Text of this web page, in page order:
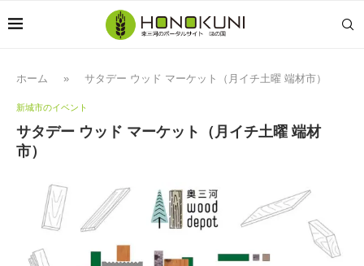
ホーム » サタデー ウッド マーケット（月イチ土曜 端材市）
新城市のイベント
サタデー ウッド マーケット（月イチ土曜 端材
市）